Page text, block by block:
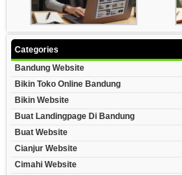
Categories
Bandung Website
Bikin Toko Online Bandung
Bikin Website
Buat Landingpage Di Bandung
Buat Website
Cianjur Website
Cimahi Website